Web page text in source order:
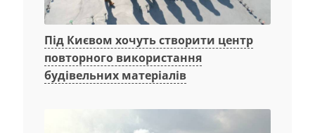
Під Києвом хочуть створити центр
повторного використання
будівельних матеріалів